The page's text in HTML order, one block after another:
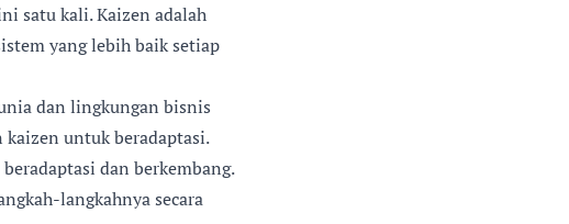
satu kali. Kaizen adalah
yang lebih baik setiap
dan lingkungan bisnis
kaizen untuk beradaptasi.
dan berkembang.
langkahnya secara